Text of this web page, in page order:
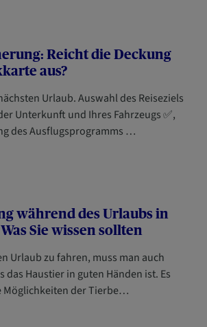
Reicht die Deckung
aus?
Urlaub. Auswahl des Reiseziels
Unterkunft und Ihres Fahrzeugs ✅,
des Ausflugsprogramms …
während des Urlaubs in
Sie wissen sollten
Urlaub zu fahren, muss man auch
das Haustier in guten Händen ist. Es
Möglichkeiten der Tierbe…